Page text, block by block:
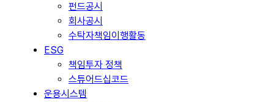
펀드공시
회사공시
수탁자책임이행활동
ESG
책임투자 정책
스튜어드십코드
운용시스템